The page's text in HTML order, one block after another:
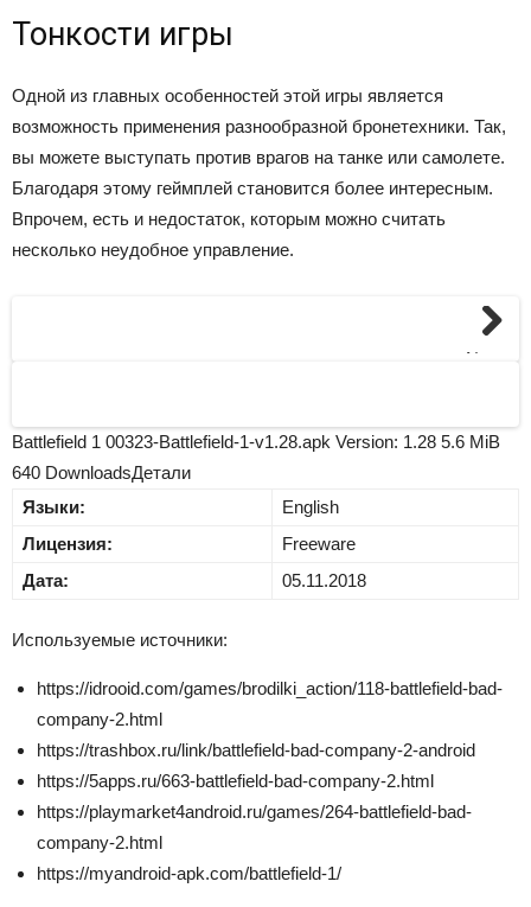
Тонкости игры
Одной из главных особенностей этой игры является
возможность применения разнообразной бронетехники. Так,
вы можете выступать против врагов на танке или самолете.
Благодаря этому геймплей становится более интересным.
Впрочем, есть и недостаток, которым можно считать
несколько неудобное управление.
Next
Battlefield 1 00323-Battlefield-1-v1.28.apk Version: 1.28 5.6 MiB
640 DownloadsДетали
Языки:
English
Лицензия:
Freeware
Дата:
05.11.2018
Используемые источники:
https://idrooid.com/games/brodilki_action/118-battlefield-bad-
company-2.html
https://trashbox.ru/link/battlefield-bad-company-2-android
https://5apps.ru/663-battlefield-bad-company-2.html
https://playmarket4android.ru/games/264-battlefield-bad-
company-2.html
https://myandroid-apk.com/battlefield-1/